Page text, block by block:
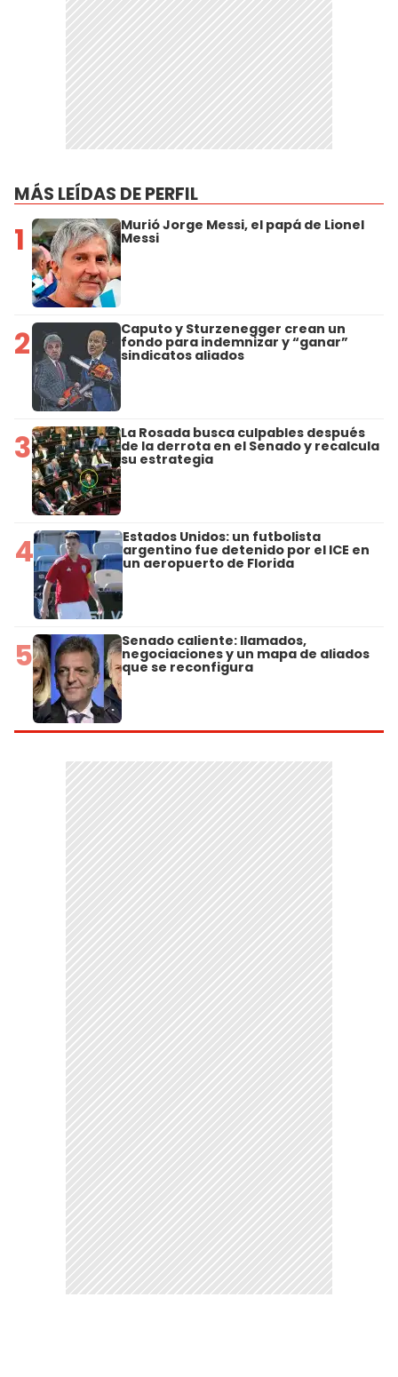
MÁS LEÍDAS DE PERFIL
1 Murió Jorge Messi, el papá de Lionel
Messi
2 Caputo y Sturzenegger crean un
fondo para indemnizar y “ganar”
sindicatos aliados
3 La Rosada busca culpables después
de la derrota en el Senado y recalcula
su estrategia
4 Estados Unidos: un futbolista
argentino fue detenido por el ICE en
un aeropuerto de Florida
5 Senado caliente: llamados,
negociaciones y un mapa de aliados
que se reconfigura